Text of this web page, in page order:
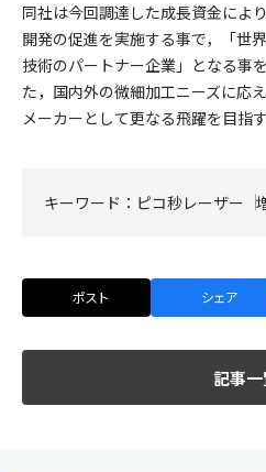
同社は今回調達した成長資金によ
開発の促進を実施する事で，「世
技術のパートナー企業」となる事
た，国内外の微細加工ニーズに応
メーカーとして更なる飛躍を目指
キーワード： ピコ秒レーザー
ポスト シェア
記事